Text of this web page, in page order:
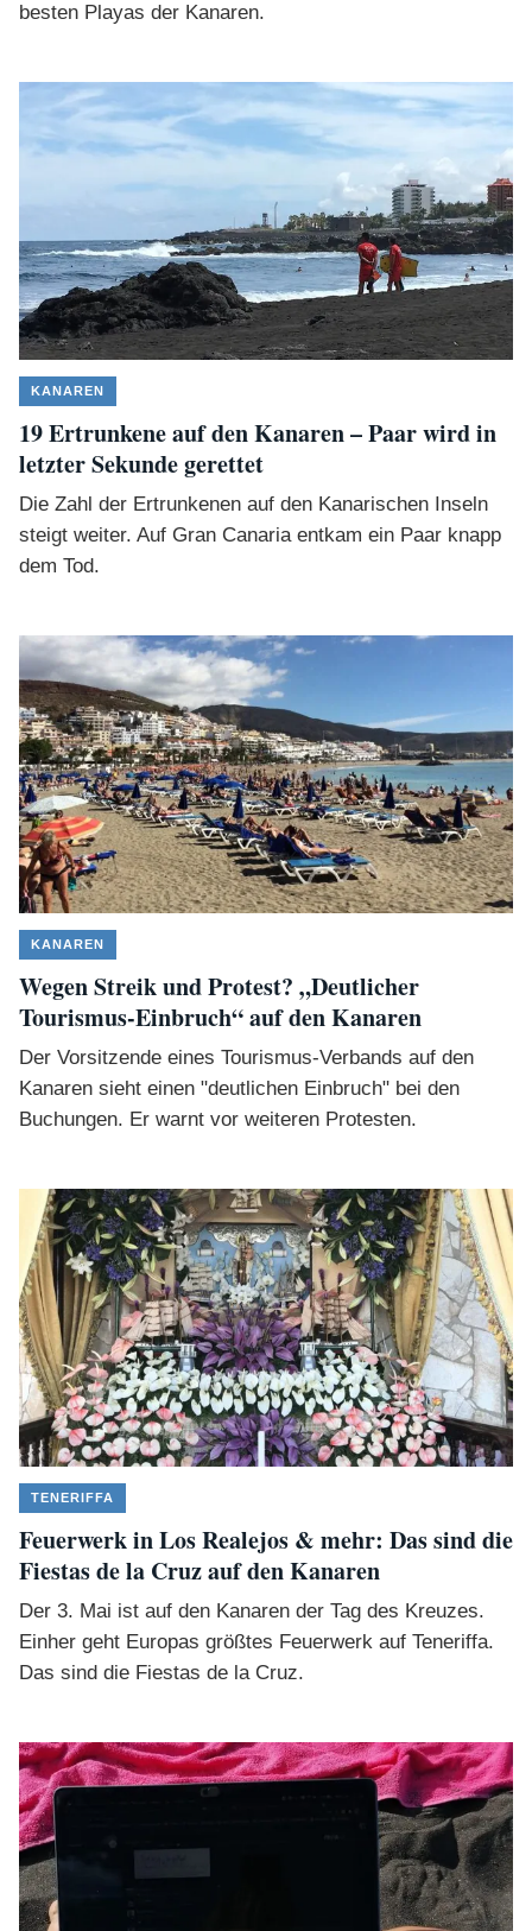
besten Playas der Kanaren.
KANAREN
19 Ertrunkene auf den Kanaren – Paar wird in
letzter Sekunde gerettet
Die Zahl der Ertrunkenen auf den Kanarischen Inseln
steigt weiter. Auf Gran Canaria entkam ein Paar knapp
dem Tod.
KANAREN
Wegen Streik und Protest? „Deutlicher
Tourismus-Einbruch“ auf den Kanaren
Der Vorsitzende eines Tourismus-Verbands auf den
Kanaren sieht einen "deutlichen Einbruch" bei den
Buchungen. Er warnt vor weiteren Protesten.
TENERIFFA
Feuerwerk in Los Realejos & mehr: Das sind die
Fiestas de la Cruz auf den Kanaren
Der 3. Mai ist auf den Kanaren der Tag des Kreuzes.
Einher geht Europas größtes Feuerwerk auf Teneriffa.
Das sind die Fiestas de la Cruz.